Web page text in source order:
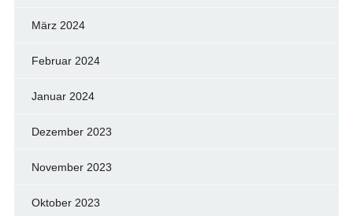
März 2024
Februar 2024
Januar 2024
Dezember 2023
November 2023
Oktober 2023